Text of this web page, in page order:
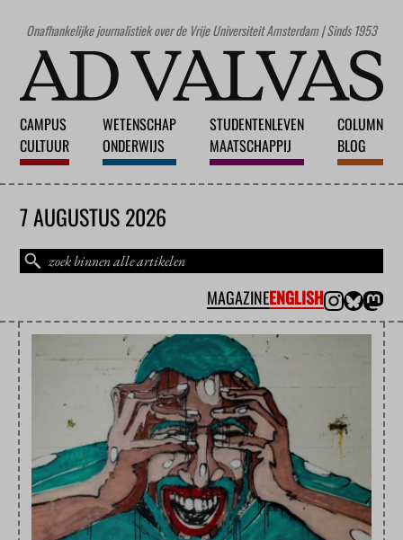
Onafhankelijke journalistiek over de Vrije Universiteit Amsterdam | Sinds 1953
CAMPUS
CULTUUR
WETENSCHAP
ONDERWIJS
STUDENTENLEVEN
MAATSCHAPPIJ
COLUMN
BLOG
7 AUGUSTUS 2026
MAGAZINEENGLISH